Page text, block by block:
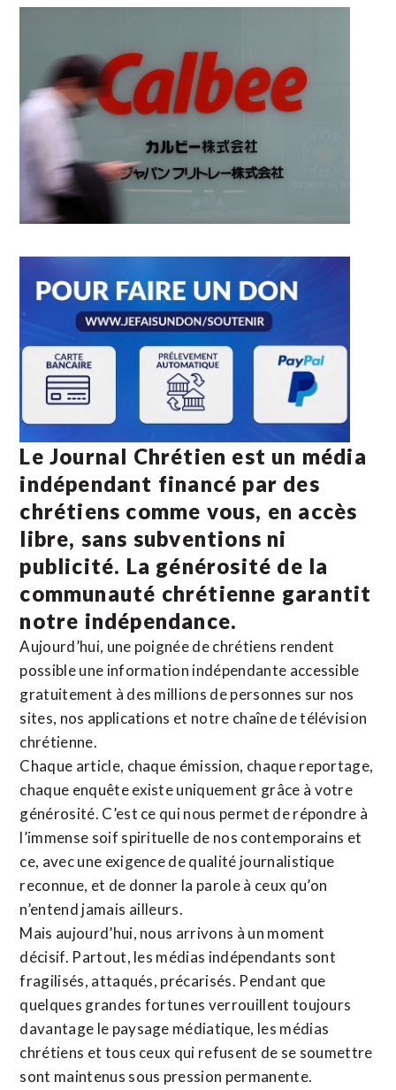
Le Journal Chrétien est un média
indépendant financé par des
chrétiens comme vous, en accès
libre, sans subventions ni
publicité. La générosité de la
communauté chrétienne garantit
notre indépendance.
Aujourd’hui, une poignée de chrétiens rendent
possible une information indépendante accessible
gratuitement à des millions de personnes sur nos
sites, nos applications et notre chaîne de télévision
chrétienne.
Chaque article, chaque émission, chaque reportage,
chaque enquête existe uniquement grâce à votre
générosité. C’est ce qui nous permet de répondre à
l’immense soif spirituelle de nos contemporains et
ce, avec une exigence de qualité journalistique
reconnue, et de donner la parole à ceux qu’on
n’entend jamais ailleurs.
Mais aujourd’hui, nous arrivons à un moment
décisif. Partout, les médias indépendants sont
fragilisés, attaqués, précarisés. Pendant que
quelques grandes fortunes verrouillent toujours
davantage le paysage médiatique, les médias
chrétiens et tous ceux qui refusent de se soumettre
sont maintenus sous pression permanente.